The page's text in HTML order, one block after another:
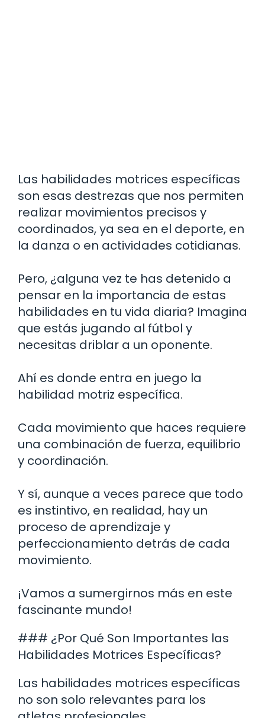
Las habilidades motrices específicas
son esas destrezas que nos permiten
realizar movimientos precisos y
coordinados, ya sea en el deporte, en
la danza o en actividades cotidianas.
Pero, ¿alguna vez te has detenido a
pensar en la importancia de estas
habilidades en tu vida diaria? Imagina
que estás jugando al fútbol y
necesitas driblar a un oponente.
Ahí es donde entra en juego la
habilidad motriz específica.
Cada movimiento que haces requiere
una combinación de fuerza, equilibrio
y coordinación.
Y sí, aunque a veces parece que todo
es instintivo, en realidad, hay un
proceso de aprendizaje y
perfeccionamiento detrás de cada
movimiento.
¡Vamos a sumergirnos más en este
fascinante mundo!
### ¿Por Qué Son Importantes las
Habilidades Motrices Específicas?
Las habilidades motrices específicas
no son solo relevantes para los